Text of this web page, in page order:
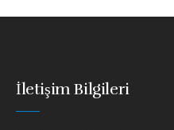
İletişim Bilgileri